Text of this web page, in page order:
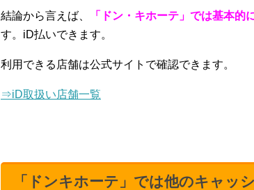
結論から言えば、 「ドン・キホーテ」では基本
す。iD払いできます。
利用できる店舗は公式サイトで確認できます。
⇒iD取扱い店舗一覧
「ドンキホーテ」では他のキャッ